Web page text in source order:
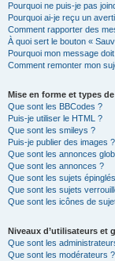
Pourquoi ne puis-je pas
Pourquoi ai-je reçu un
Comment rapporter des
À quoi sert le bouton «
Pourquoi mon message
Comment remonter mon
Mise en forme et types
Que sont les BBCodes ?
Puis-je utiliser le HTML ?
Que sont les smileys ?
Puis-je publier des images ?
Que sont les annonces
Que sont les annonces ?
Que sont les sujets
Que sont les sujets
Que sont les icônes de
Niveaux d’utilisateurs et
Que sont les
Que sont les modérateurs ?